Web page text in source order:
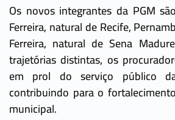
Os novos integrantes da PGM
Ferreira, natural de Recife,
Ferreira, natural de Sena
trajetórias distintas, os
em prol do serviço público
contribuindo para o
municipal.